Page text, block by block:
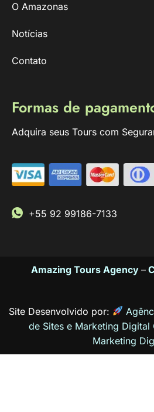
O Amazonas
Notícias
Contato
Formas de
Adquira seus Tours com
+55 92 99186-7133
Amazing Tours Agency–
Site Desenvolvido por:
de Sites e Marketing Digital
Marketing